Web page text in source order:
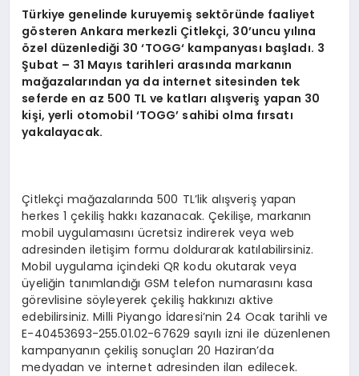
Türkiye genelinde kuruyemiş sektöründe faaliyet
gösteren Ankara merkezli Çitlekçi, 30’uncu yılına
özel düzenlediği 30 ‘TOGG‘ kampanyası başladı. 3
Şubat – 31 Mayıs tarihleri arasında markanın
mağazalarından ya da internet sitesinden tek
seferde en az 500 TL ve katları alışveriş yapan 30
kişi, yerli otomobil ‘TOGG’ sahibi olma fırsatı
yakalayacak.
Çitlekçi mağazalarında 500 TL’lik alışveriş yapan
herkes 1 çekiliş hakkı kazanacak. Çekilişe, markanın
mobil uygulamasını ücretsiz indirerek veya web
adresinden iletişim formu doldurarak katılabilirsiniz.
Mobil uygulama içindeki QR kodu okutarak veya
üyeliğin tanımlandığı GSM telefon numarasını kasa
görevlisine söyleyerek çekiliş hakkınızı aktive
edebilirsiniz. Milli Piyango İdaresi’nin 24 Ocak tarihli ve
E-40453693-255.01.02-67629 sayılı izni ile düzenlenen
kampanyanın çekiliş sonuçları 20 Haziran’da
medyadan ve internet adresinden ilan edilecek.